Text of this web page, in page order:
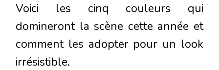
Voici les cinq couleurs qui
domineront la scène cette année et
comment les adopter pour un look
irrésistible.